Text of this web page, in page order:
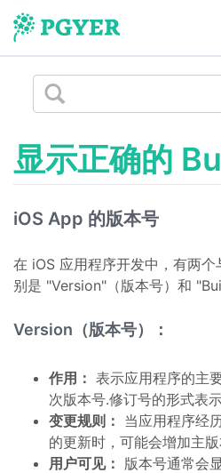
显示正确的
iOS App 的版本号
在 iOS 应用程序开发中，有两
别是 "Version"（版本号）和
Version（版本号）：
作用： 表示应用程序的主
次版本号.修订号的形式表
变更规则： 当应用程序经
的更新时，可能会增加主版
用户可见： 版本号通常会